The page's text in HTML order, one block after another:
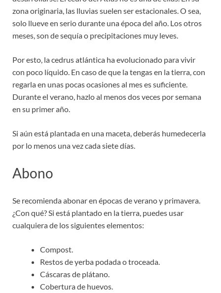
zona originaria, las lluvias suelen ser estacionales. O sea,
solo llueve en serio durante una época del año. Los otros
meses, son de sequía o precipitaciones muy leves.
Por esto, la cedrus atlántica ha evolucionado para vivir
con poco líquido. En caso de que la tengas en la tierra, con
regarla en unas pocas ocasiones al mes es suficiente.
Durante el verano, hazlo al menos dos veces por semana
en su primer año.
Si aún está plantada en una maceta, deberás humedecerla
por lo menos una vez cada siete días.
Abono
Se recomienda abonar en épocas de verano y primavera.
¿Con qué? Si está plantado en la tierra, puedes usar
cualquiera de los siguientes elementos:
Compost.
Restos de yerba podada o troceada.
Cáscaras de plátano.
Cobertura de huevos.